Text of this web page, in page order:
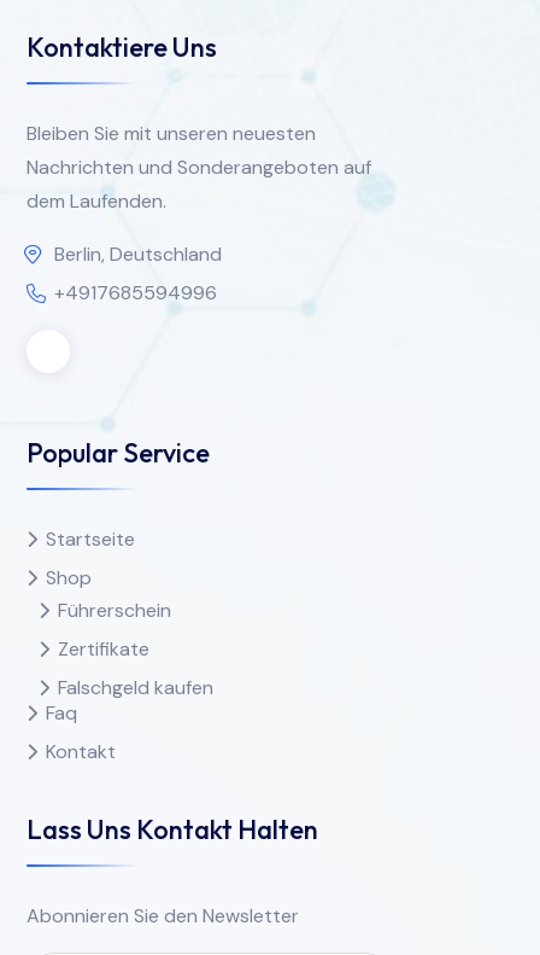
Kontaktiere Uns
Bleiben Sie mit unseren neuesten
Nachrichten und Sonderangeboten auf
dem Laufenden.
Berlin, Deutschland
+4917685594996
Popular Service
Startseite
Shop
Führerschein
Zertifikate
Falschgeld kaufen
Faq
Kontakt
Lass Uns Kontakt Halten
Abonnieren Sie den Newsletter